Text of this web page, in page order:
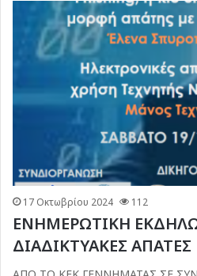
17 Οκτωβρίου 2024 112
ΕΝΗΜΕΡΩΤΙΚΗ
ΔΙΑΔΙΚΤΥΑΚΕΣ ΑΠΑΤΕΣ